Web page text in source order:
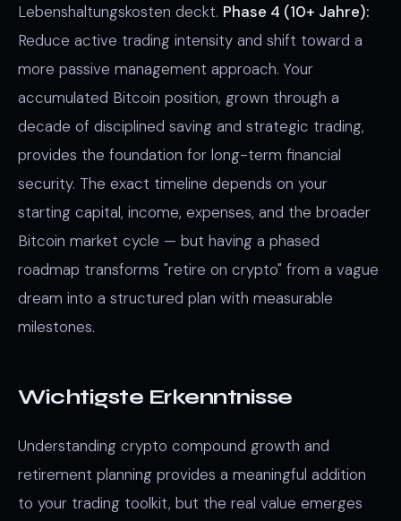
Lebenshaltungskosten deckt. Phase 4 (10+ Jahre):
Reduce active trading intensity and shift toward a
more passive management approach. Your
accumulated Bitcoin position, grown through a
decade of disciplined saving and strategic trading,
provides the foundation for long-term financial
security. The exact timeline depends on your
starting capital, income, expenses, and the broader
Bitcoin market cycle — but having a phased
roadmap transforms "retire on crypto" from a vague
dream into a structured plan with measurable
milestones.
Wichtigste Erkenntnisse
Understanding crypto compound growth and
retirement planning provides a meaningful addition
to your trading toolkit, but the real value emerges